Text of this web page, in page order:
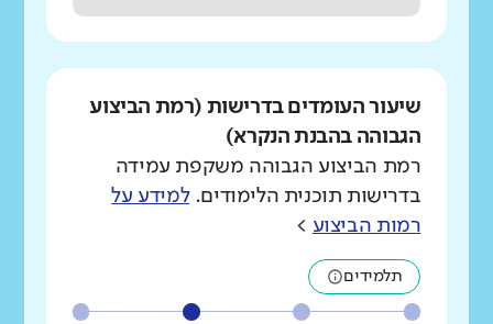
שיעור העומדים בדרישות (רמת הביצוע
הגבוהה בהבנת הנקרא)
רמת הביצוע הגבוהה משקפת עמידה
בדרישות תוכנית הלימודים.למידע על
רמות הביצוע >
תלמידים